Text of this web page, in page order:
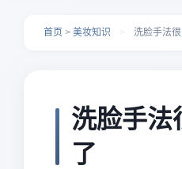
首页 > 美妆知识 > 洗脸手法
洗脸手法
了